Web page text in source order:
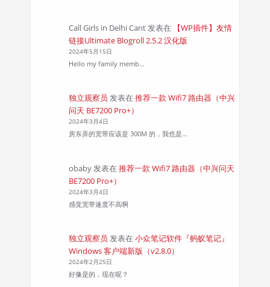
Call Girls in Delhi Cant发表在
【WP插件】友情
链接Ultimate Blogroll 2.5.2 汉化版
2024年5月15日
Hello my family memb…
独立观察员 发表在 推荐一款 Wifi7 路由器（中兴
问天 BE7200 Pro+）
2024年3月4日
房东弄的宽带应该是 300M 的，我也是…
obaby发表在 推荐一款 Wifi7 路由器（中兴问天
BE7200 Pro+）
2024年3月4日
感觉宽带速度不高啊
独立观察员 发表在 小众笔记软件『蚂蚁笔记』
Windows 客户端新版（v2.8.0）
2024年2月25日
好像是的，现在呢？